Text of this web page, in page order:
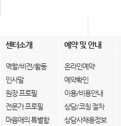
센터소개 예약 및 안내
역할/비전/활동
인사말
원장 프로필
전문가 프로필
마음애의 특별함
온라인예약
예약확인
이용/비용안내
상담/코칭 절차
상담사채용정보